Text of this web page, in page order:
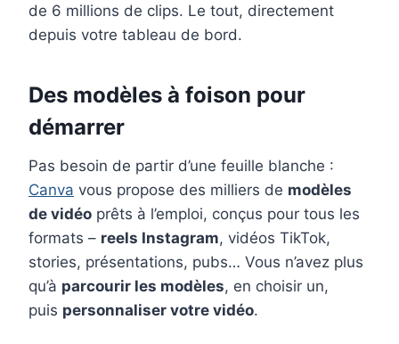
de 6 millions de clips. Le tout, directement
depuis votre tableau de bord.
Des modèles à foison pour
démarrer
Pas besoin de partir d’une feuille blanche :
Canva vous propose des milliers de modèles
de vidéo prêts à l’emploi, conçus pour tous les
formats – reels Instagram, vidéos TikTok,
stories, présentations, pubs… Vous n’avez plus
qu’à parcourir les modèles, en choisir un,
puis personnaliser votre vidéo.